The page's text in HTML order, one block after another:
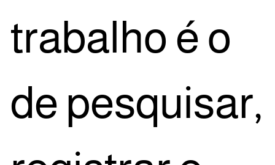
tra­ba­lho é o
de pes­qui­sar,